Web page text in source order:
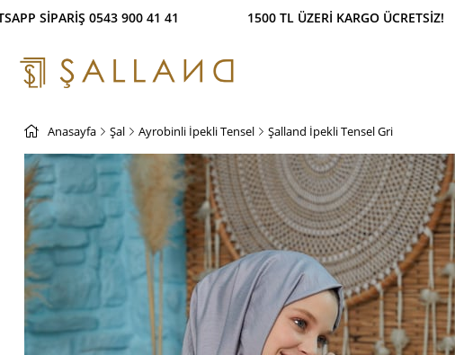
%100 GÜVENLİ ÖDEME SİSTEMİ WHATSAPP
Anasayfa Şal Ayrobinli İpekli Tensel Şalland İpekli Tensel Gri